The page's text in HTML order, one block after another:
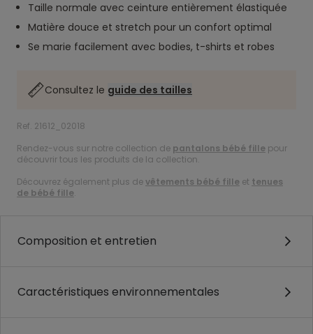
Taille normale avec ceinture entièrement élastiquée
Matière douce et stretch pour un confort optimal
Se marie facilement avec bodies, t-shirts et robes
Consultez le guide des tailles
Ref. 21612_02018
Rendez-vous sur notre collection de pantalons bébé fille pour
découvrir tous les produits de la collection.
Découvrez également plus devêtements bébé fille et tenues
de bébé fille.
Composition et entretien
Caractéristiques environnementales